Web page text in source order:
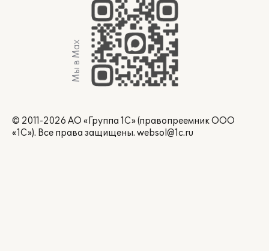
Мы в Max
© 2011-2026 АО «Группа 1С» (правопреемник ООО
«1С»). Все права защищены. websol@1c.ru